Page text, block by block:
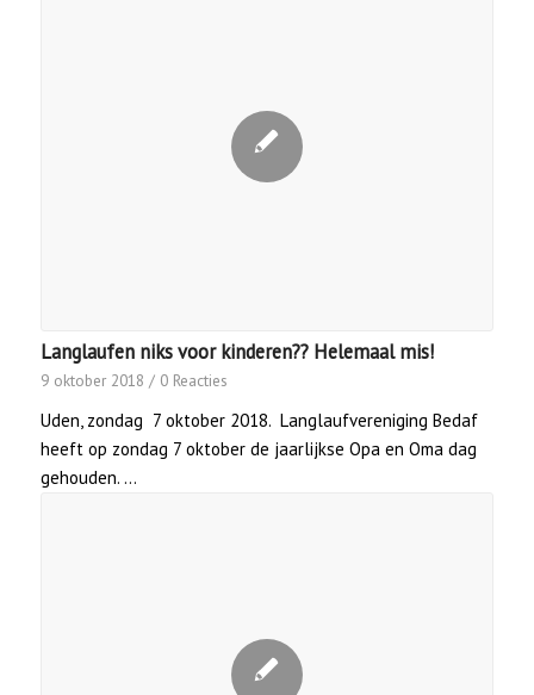
Langlaufen niks voor kinderen?? Helemaal mis!
9 oktober 2018 / 0 Reacties
Uden, zondag 7 oktober 2018. Langlaufvereniging Bedaf
heeft op zondag 7 oktober de jaarlijkse Opa en Oma dag
gehouden. …